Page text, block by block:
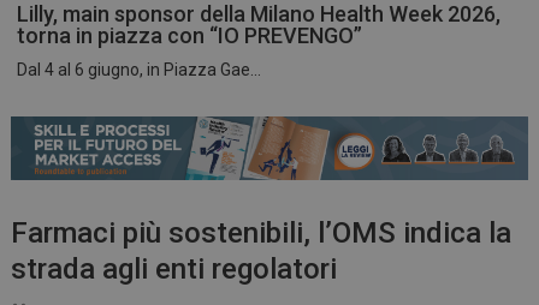
Lilly, main sponsor della Milano Health Week 2026,
torna in piazza con “IO PREVENGO”
Dal 4 al 6 giugno, in Piazza Gae...
Farmaci più sostenibili, l’OMS indica la
strada agli enti regolatori
ARRAffinitySameSite
Microsoft Corporation
.www.dailyhealthindustry.it
Sessione